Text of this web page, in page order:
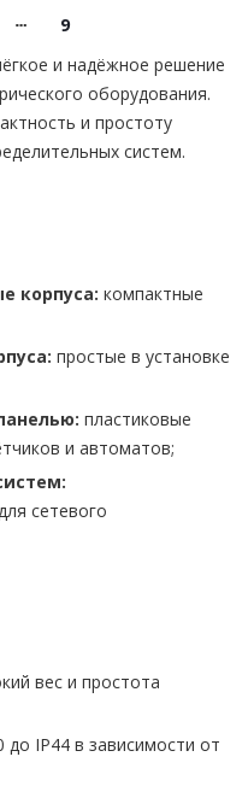
9
и надёжное решение
оборудования.
и простоту
систем.
корпуса: компактные
простые в установке
пластиковые
и автоматов;
сетевого
вес и простота
IP44 в зависимости от